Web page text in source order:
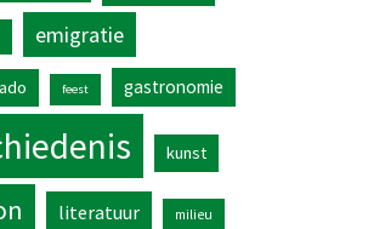
emigratie
feest gastronomie
kunst
literatuur milieu